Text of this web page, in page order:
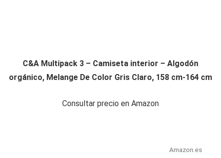
C&A Multipack 3 – Camiseta interior – Algodón
orgánico, Melange De Color Gris Claro, 158 cm-164 cm
Consultar precio en Amazon
Amazon.es